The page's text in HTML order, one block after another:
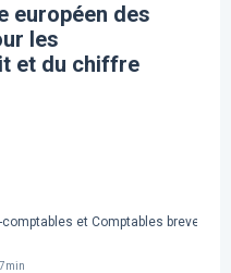
européen des
les
et du chiffre
comptables et Comptables brevetés
7min